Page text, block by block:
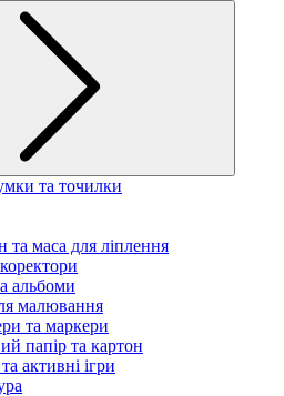
та точилки
та маса для ліплення
альбоми
малювання
та маркери
папір та картон
активні ігри